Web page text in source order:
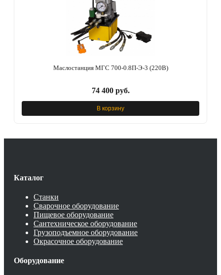
Маслостанция МГС 700-0.8П-Э-3 (220В)
74 400 руб.
В корзину
Каталог
Станки
Сварочное оборудование
Пищевое оборудование
Сантехническое оборудование
Грузоподъемное оборудование
Окрасочное оборудование
Оборудование